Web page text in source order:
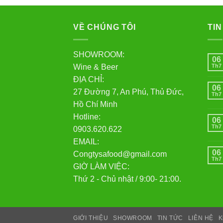
VỀ CHÚNG TÔI
SHOWROOM:
Wine & Beer
ĐỊA CHỈ:
27 Đường 7, An Phú, Thủ Đức,
Hồ Chí Minh
Hotline:
0903.620.622
EMAIL:
Congtysafood@gmail.com
GIỜ LÀM VIỆC:
Thứ 2 - Chủ nhật / 9:00- 21:00.
06
Th7
06
Th7
06
Th7
06
Th7
GIỚI THIỆU SHOWROOM TIN TỨC LIÊN HỆ